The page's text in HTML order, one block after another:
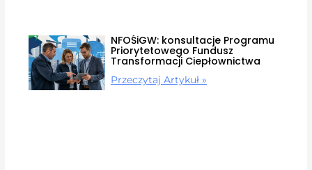
NFOŚiGW: konsultacje Programu
Priorytetowego Fundusz
Transformacji Ciepłownictwa
Przeczytaj Artykuł »